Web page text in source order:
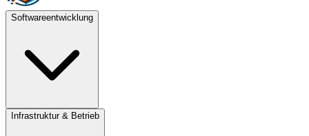
Softwareentwicklung
Infrastruktur & Betrieb